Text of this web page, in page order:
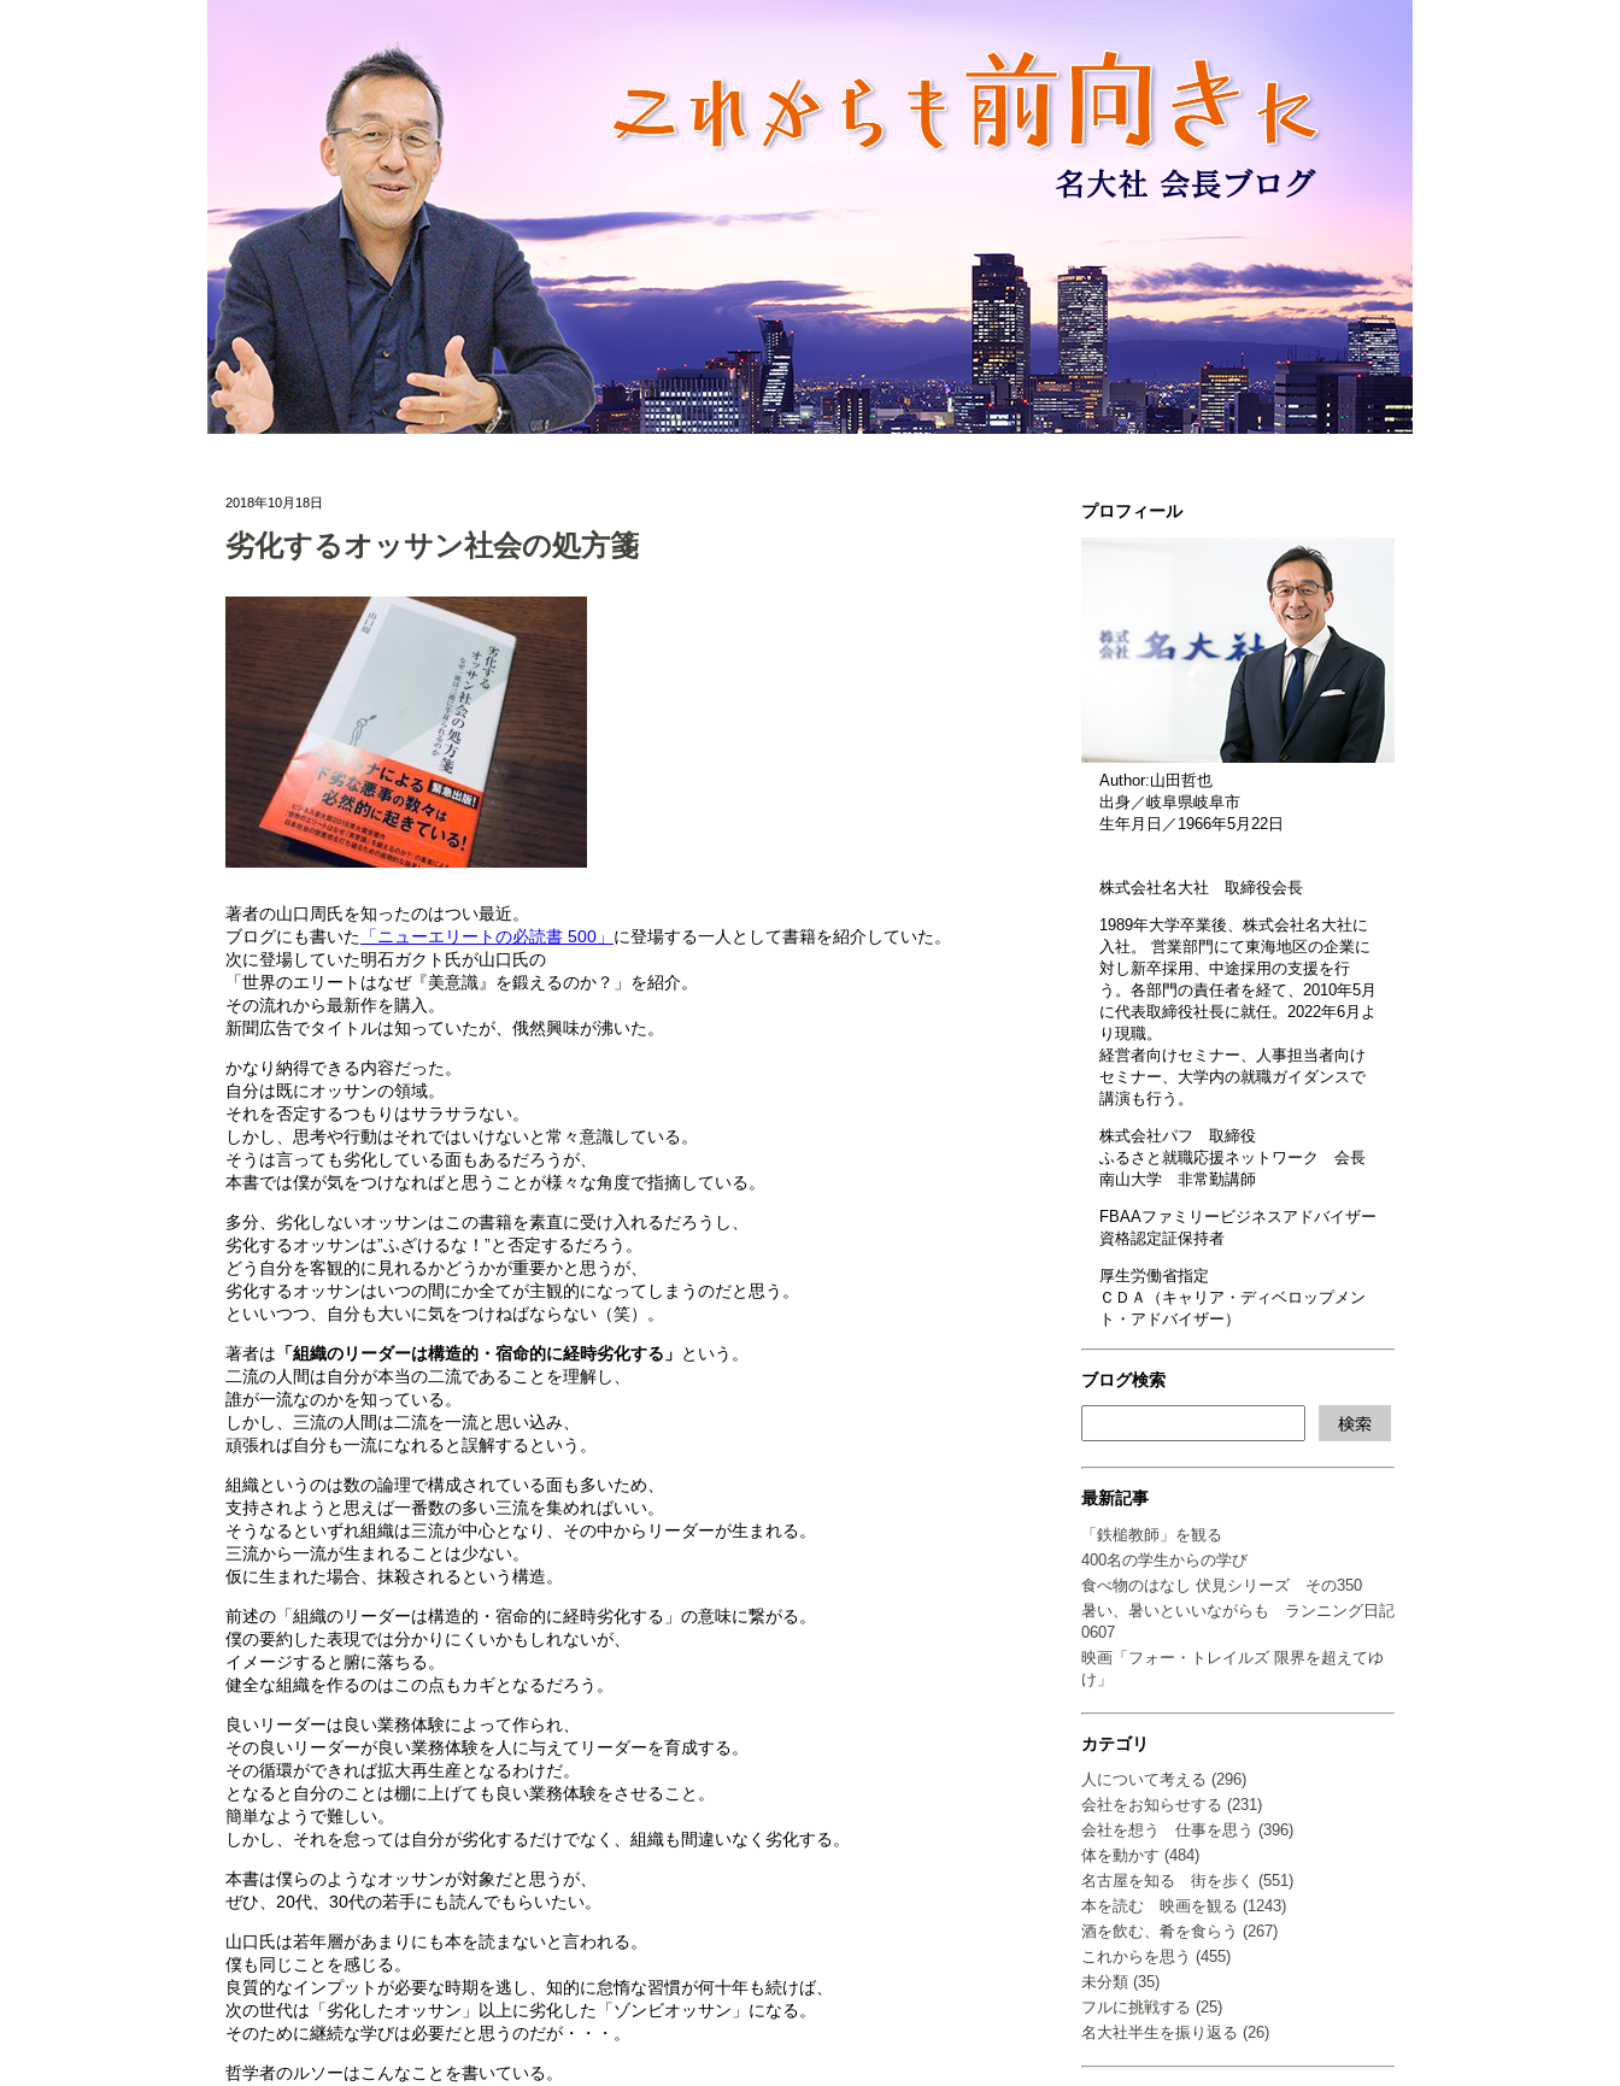
プロフィール
Author:山田哲也
出身／岐阜県岐阜市
生年月日／1966年5月22日
株式会社名大社 取締役会長
1989年大学卒業後、株式会社名大社に
入社。 営業部門にて東海地区の企業に
対し新卒採用、中途採用の支援を行
う。各部門の責任者を経て、2010年5月
に代表取締役社長に就任。2022年6月よ
り現職。
経営者向けセミナー、人事担当者向け
セミナー、大学内の就職ガイダンスで
講演も行う。
株式会社パフ 取締役
ふるさと就職応援ネットワーク 会長
南山大学 非常勤講師
FBAAファミリービジネスアドバイザー
資格認定証保持者
厚生労働省指定
ＣＤＡ（キャリア・ディベロップメン
ト・アドバイザー）
ブログ検索
最新記事
「鉄槌教師」を観る
400名の学生からの学び
食べ物のはなし 伏見シリーズ その350
暑い、暑いといいながらも ランニング日記
0607
映画「フォー・トレイルズ 限界を超えてゆ
け」
カテゴリ
人について考える (296)
会社をお知らせする (231)
会社を想う 仕事を思う (396)
体を動かす (484)
名古屋を知る 街を歩く (551)
本を読む 映画を観る (1243)
酒を飲む、肴を食らう (267)
これからを思う (455)
未分類 (35)
フルに挑戦する (25)
名大社半生を振り返る (26)
2018年10月18日
劣化するオッサン社会の処方箋
著者の山口周氏を知ったのはつい最近。
ブログにも書いた 「ニューエリートの必読書 500」 に登場する一人として書籍を紹介していた。
次に登場していた明石ガクト氏が山口氏の
「世界のエリートはなぜ『美意識』を鍛えるのか？」を紹介。
その流れから最新作を購入。
新聞広告でタイトルは知っていたが、俄然興味が沸いた。
かなり納得できる内容だった。
自分は既にオッサンの領域。
それを否定するつもりはサラサラない。
しかし、思考や行動はそれではいけないと常々意識している。
そうは言っても劣化している面もあるだろうが、
本書では僕が気をつけなればと思うことが様々な角度で指摘している。
多分、劣化しないオッサンはこの書籍を素直に受け入れるだろうし、
劣化するオッサンは”ふざけるな！”と否定するだろう。
どう自分を客観的に見れるかどうかが重要かと思うが、
劣化するオッサンはいつの間にか全てが主観的になってしまうのだと思う。
といいつつ、自分も大いに気をつけねばならない（笑）。
著者は 「組織のリーダーは構造的・宿命的に経時劣化する」 という。
二流の人間は自分が本当の二流であることを理解し、
誰が一流なのかを知っている。
しかし、三流の人間は二流を一流と思い込み、
頑張れば自分も一流になれると誤解するという。
組織というのは数の論理で構成されている面も多いため、
支持されようと思えば一番数の多い三流を集めればいい。
そうなるといずれ組織は三流が中心となり、その中からリーダーが生まれる。
三流から一流が生まれることは少ない。
仮に生まれた場合、抹殺されるという構造。
前述の「組織のリーダーは構造的・宿命的に経時劣化する」の意味に繋がる。
僕の要約した表現では分かりにくいかもしれないが、
イメージすると腑に落ちる。
健全な組織を作るのはこの点もカギとなるだろう。
良いリーダーは良い業務体験によって作られ、
その良いリーダーが良い業務体験を人に与えてリーダーを育成する。
その循環ができれば拡大再生産となるわけだ。
となると自分のことは棚に上げても良い業務体験をさせること。
簡単なようで難しい。
しかし、それを怠っては自分が劣化するだけでなく、組織も間違いなく劣化する。
本書は僕らのようなオッサンが対象だと思うが、
ぜひ、20代、30代の若手にも読んでもらいたい。
山口氏は若年層があまりにも本を読まないと言われる。
僕も同じことを感じる。
良質的なインプットが必要な時期を逃し、知的に怠惰な習慣が何十年も続けば、
次の世代は「劣化したオッサン」以上に劣化した「ゾンビオッサン」になる。
そのために継続な学びは必要だと思うのだが・・・。
哲学者のルソーはこんなことを書いている。